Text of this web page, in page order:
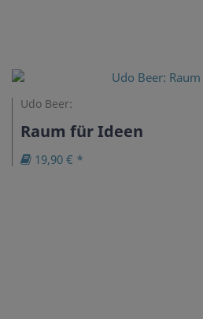
Udo Beer:
Raum für Ideen
19,90 € *